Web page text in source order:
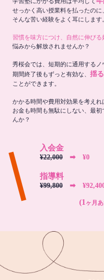
せっかく高い授業料を払ったのに
そんな苦い経験をよく耳にします。
習慣を味方につけ、自然に伸びる
悩みから解放されませんか？
秀桜会では、短期的に通用するノ
期間終了後もずっと有効な、 揺
ことができます。
かかる時間や費用対効果を考えれ
お金も時間も無駄にしない、最
んか？
入会金
¥22,000 ➡︎ ¥0
指導料
¥99,800 ➡︎
(1 ヶ月